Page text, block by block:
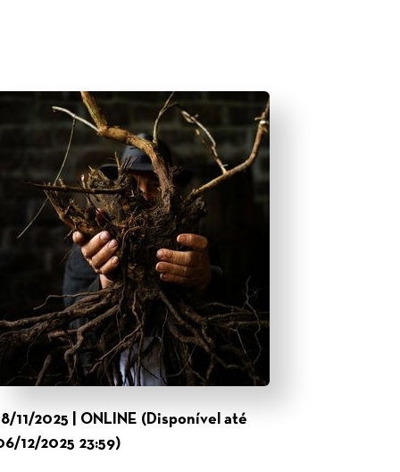
11/2025 | ONLINE (Disponível até
12/2025 23:59)